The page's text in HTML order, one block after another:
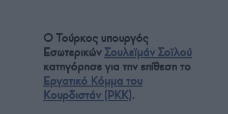
Ο Τούρκος υπουργός
ΕσωτερικώνΣουλεϊμάν Σοϊλού
κατηγόρησε για την επίθεση το
Εργατικό Κόμμα του
Κουρδιστάν (PKK).